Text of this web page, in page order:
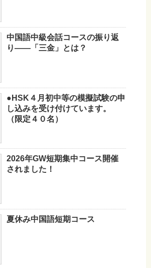
中国語中級会話コースの振り返
り——「三金」とは？
●HSK４月初中等の模擬試験の申
し込みを受け付けています。
（限定４０名）
2026年GW短期集中コース開催
されました！
夏休み中国語短期コース